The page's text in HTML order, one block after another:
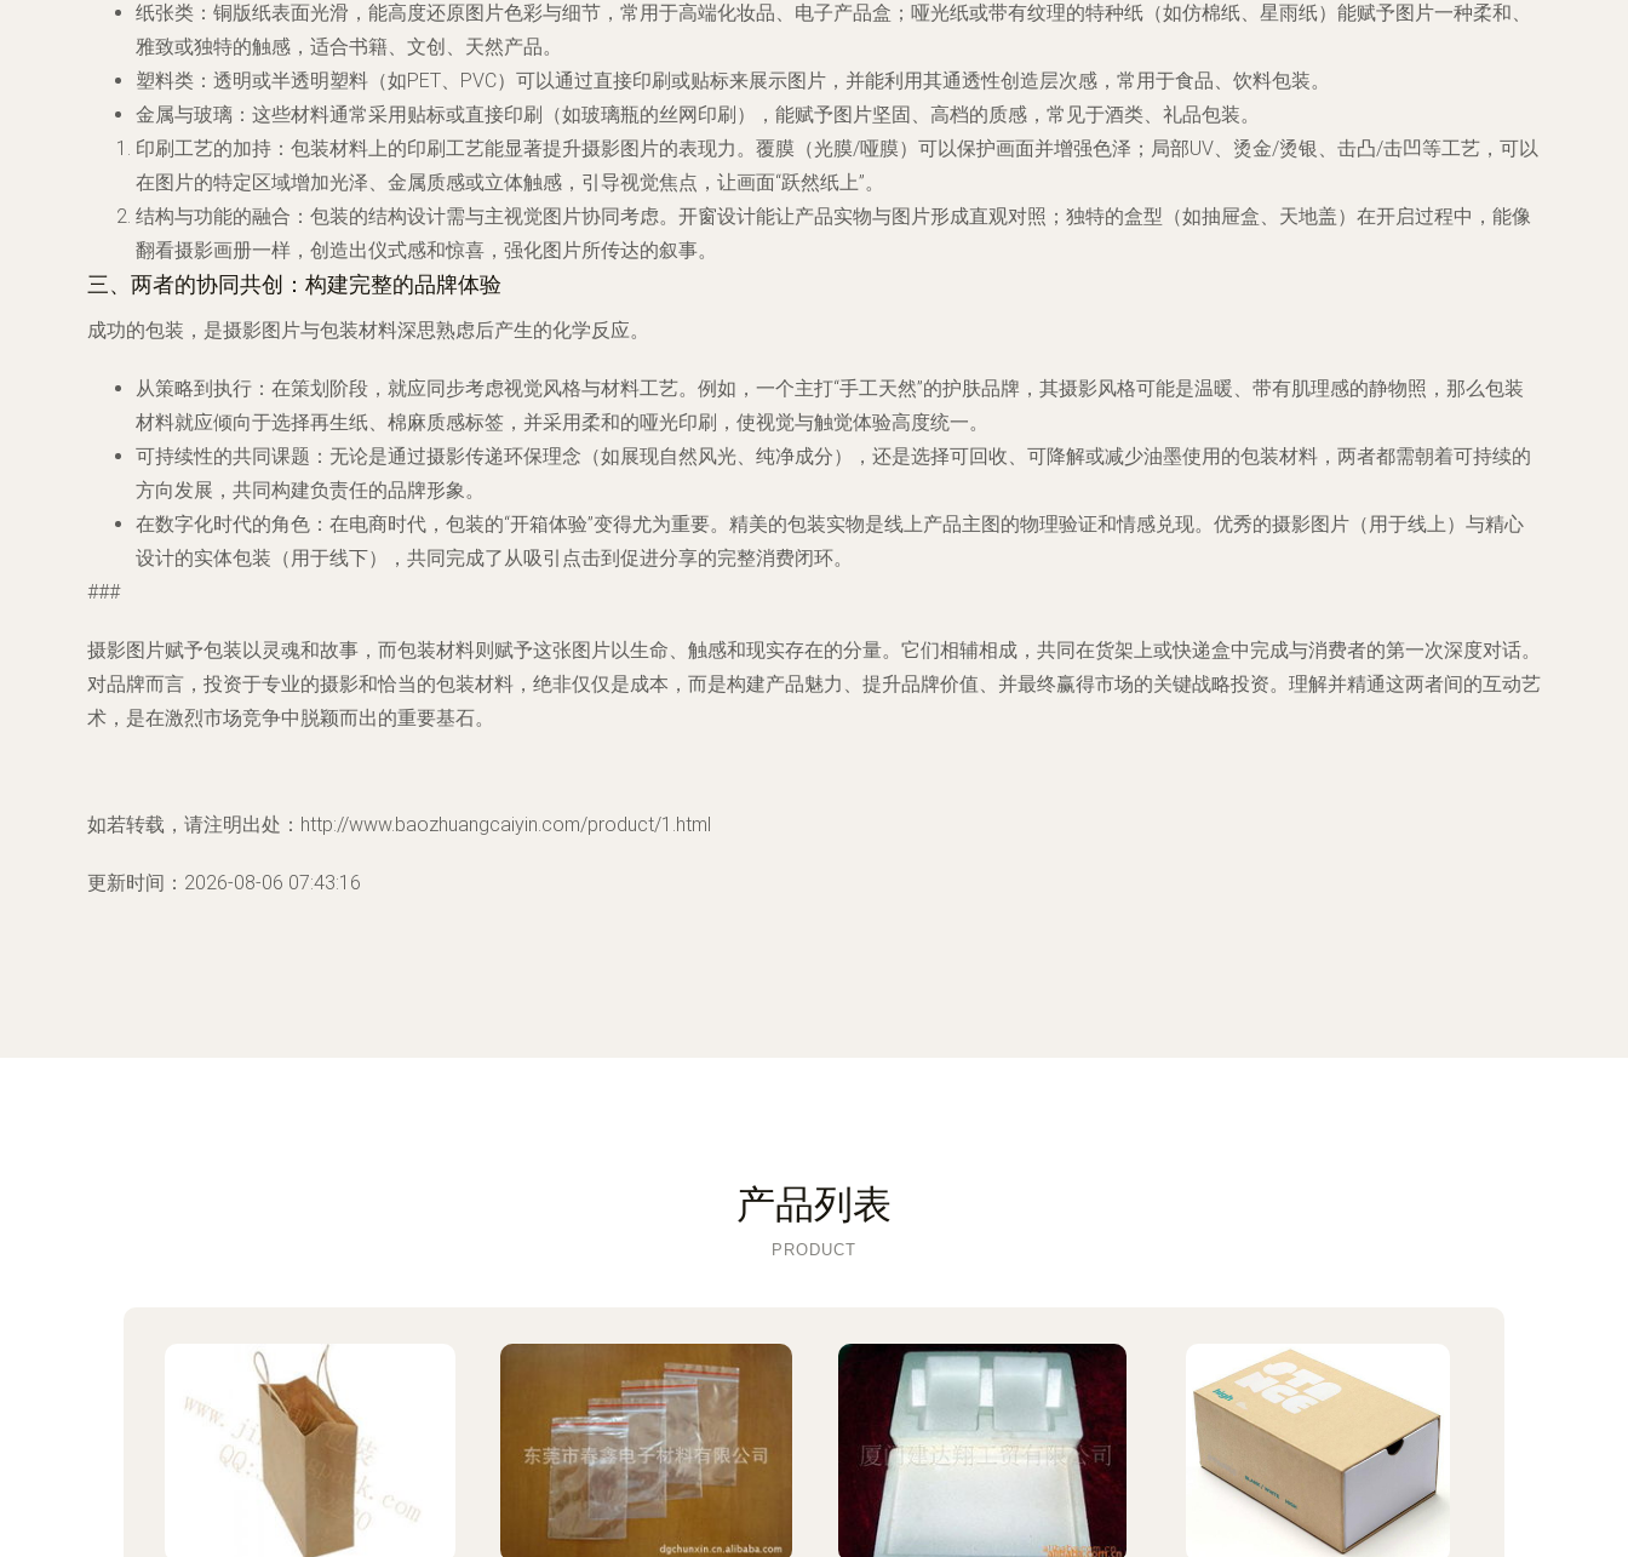
纸张类 ：铜版纸表面光滑，能高度还原图片色彩与细节，常用于高端化妆品、电子产品盒；哑光纸或带有纹理的特种纸（如仿棉纸、星雨纸）能赋予图片一种柔和、
雅致或独特的触感，适合书籍、文创、天然产品。
塑料类 ：透明或半透明塑料（如PET、PVC）可以通过直接印刷或贴标来展示图片，并能利用其通透性创造层次感，常用于食品、饮料包装。
金属与玻璃 ：这些材料通常采用贴标或直接印刷（如玻璃瓶的丝网印刷），能赋予图片坚固、高档的质感，常见于酒类、礼品包装。
印刷工艺的加持 ：包装材料上的印刷工艺能显著提升摄影图片的表现力。覆膜（光膜/哑膜）可以保护画面并增强色泽；局部UV、烫金/烫银、击凸/击凹等工艺，可以
在图片的特定区域增加光泽、金属质感或立体触感，引导视觉焦点，让画面“跃然纸上”。
结构与功能的融合 ：包装的结构设计需与主视觉图片协同考虑。开窗设计能让产品实物与图片形成直观对照；独特的盒型（如抽屉盒、天地盖）在开启过程中，能像
翻看摄影画册一样，创造出仪式感和惊喜，强化图片所传达的叙事。
三、两者的协同共创：构建完整的品牌体验
成功的包装，是摄影图片与包装材料深思熟虑后产生的化学反应。
从策略到执行 ：在策划阶段，就应同步考虑视觉风格与材料工艺。例如，一个主打“手工天然”的护肤品牌，其摄影风格可能是温暖、带有肌理感的静物照，那么包装
材料就应倾向于选择再生纸、棉麻质感标签，并采用柔和的哑光印刷，使视觉与触觉体验高度统一。
可持续性的共同课题 ：无论是通过摄影传递环保理念（如展现自然风光、纯净成分），还是选择可回收、可降解或减少油墨使用的包装材料，两者都需朝着可持续的
方向发展，共同构建负责任的品牌形象。
在数字化时代的角色 ：在电商时代，包装的“开箱体验”变得尤为重要。精美的包装实物是线上产品主图的物理验证和情感兑现。优秀的摄影图片（用于线上）与精心
设计的实体包装（用于线下），共同完成了从吸引点击到促进分享的完整消费闭环。
###
摄影图片赋予包装以灵魂和故事，而包装材料则赋予这张图片以生命、触感和现实存在的分量。它们相辅相成，共同在货架上或快递盒中完成与消费者的第一次深度对话。
对品牌而言，投资于专业的摄影和恰当的包装材料，绝非仅仅是成本，而是构建产品魅力、提升品牌价值、并最终赢得市场的关键战略投资。理解并精通这两者间的互动艺
术，是在激烈市场竞争中脱颖而出的重要基石。
如若转载，请注明出处：http://www.baozhuangcaiyin.com/product/1.html
更新时间：2026-08-06 07:43:16
产品列表
PRODUCT